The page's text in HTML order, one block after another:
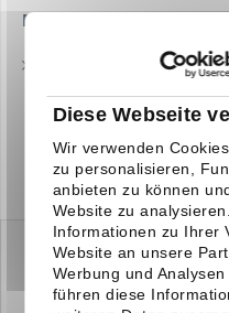
Diese Webseite
Wir verwenden
zu personalisieren,
anbieten zu können
Website zu
Informationen zu Ihrer
Website an unsere
Werbung und
führen diese
Downloads
TECHNISCHES